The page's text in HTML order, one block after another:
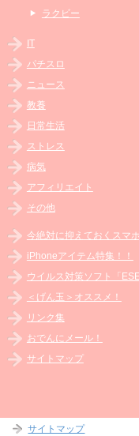
ラクビー
IT
パチスロ
ニュース
教養
日常生活
ストレス
病気
アフィリエイト
その他
今絶対に抑えておくスマ
iPhoneアイテム特集！！
ウイルス対策ソフト「
＜げん玉＞オススメ！
リンク集
おでんにメール！
サイトマップ
サイトマップ